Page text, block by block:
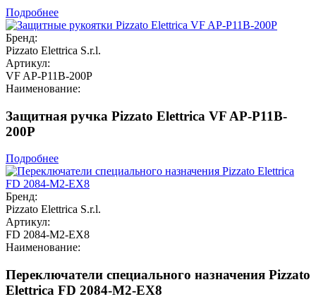
Подробнее
Бренд:
Pizzato Elettrica S.r.l.
Артикул:
VF AP-P11B-200P
Наименование:
Защитная ручка Pizzato Elettrica VF AP-P11B-
200P
Подробнее
Бренд:
Pizzato Elettrica S.r.l.
Артикул:
FD 2084-M2-EX8
Наименование:
Переключатели специального назначения Pizzato
Elettrica FD 2084-M2-EX8